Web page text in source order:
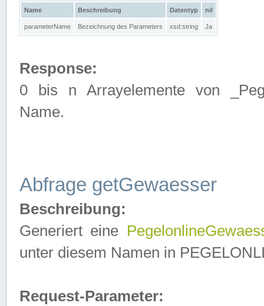
Name Beschreibung Datentyp nil
parameterName Bezeichnung des Parameters xsd:string Ja
Response:
0 bis n Arrayelemente von
Name.
Abfrage getGewaesser
Beschreibung:
Generiert eine
unter diesem Namen in
Request-Parameter: